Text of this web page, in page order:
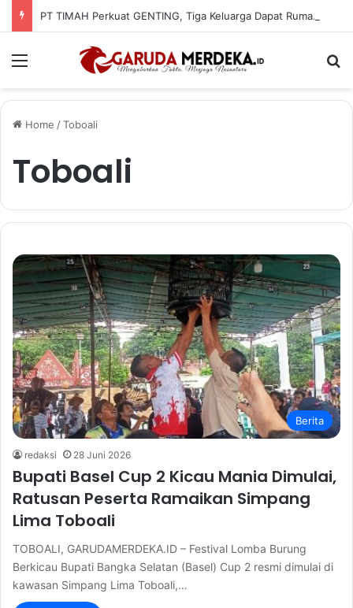
PT TIMAH Perkuat GENTING, Tiga Keluarga Dapat Rumah Layak Huni
Menu
Home /Toboali
Toboali
Berita
redaksi 28 Juni 2026
Bupati Basel Cup 2 Kicau Mania Dimulai,
Ratusan Peserta Ramaikan Simpang
Lima Toboali
TOBOALI, GARUDAMERDEKA.ID – Festival Lomba Burung
Berkicau Bupati Bangka Selatan (Basel) Cup 2 resmi dimulai di
kawasan Simpang Lima Toboali,…